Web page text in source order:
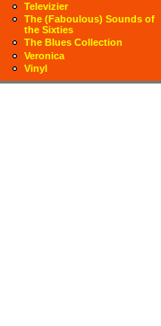
Televizier
The (Faboulous) Sounds of
the Sixties
The Blues Collection
Veronica
Vinyl